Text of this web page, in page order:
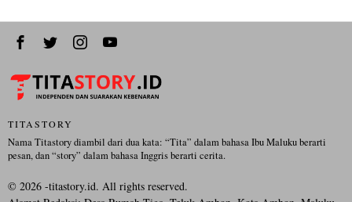
TITASTORY
Nama Titastory diambil dari dua kata: “Tita” dalam bahasa Ibu Maluku berarti
pesan, dan “story” dalam bahasa Inggris berarti cerita.
© 2026 -titastory.id. All rights reserved.